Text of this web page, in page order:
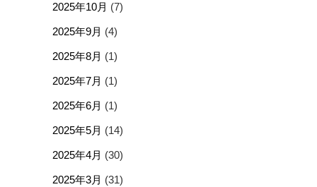
2025年10月 (7)
2025年9月 (4)
2025年8月 (1)
2025年7月 (1)
2025年6月 (1)
2025年5月 (14)
2025年4月 (30)
2025年3月 (31)